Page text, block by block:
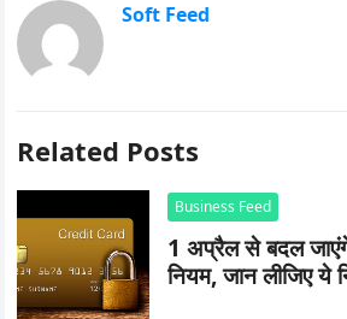
Soft Feed
Related Posts
Business Feed
1 अप्रैल से बदल
नियम, जान लीजिए ये